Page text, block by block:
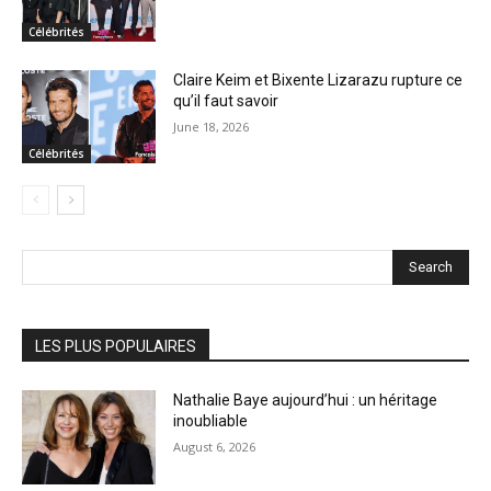
Célébrités
Célébrités
Claire Keim et Bixente Lizarazu rupture ce
qu’il faut savoir
June 18, 2026
Search
LES PLUS POPULAIRES
Nathalie Baye aujourd’hui : un héritage
inoubliable
August 6, 2026